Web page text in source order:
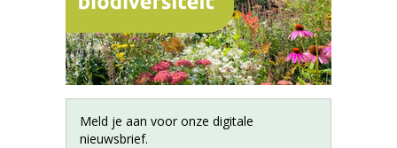
Meld je aan voor onze digitale
nieuwsbrief.